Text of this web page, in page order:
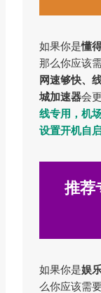
如果你是懂
那么你应该
网速够快、
城加速器会
线专用，机
设置开机自
推荐
如果你是娱
么你应该需